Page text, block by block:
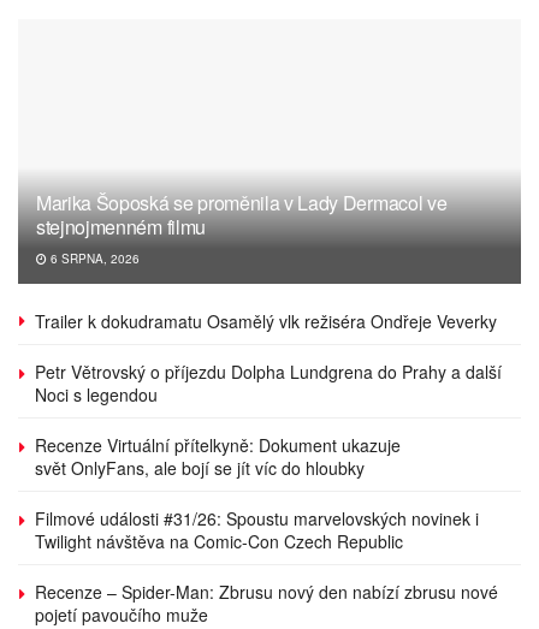
Marika Šoposká se proměnila v Lady Dermacol ve
stejnojmenném filmu
6 SRPNA, 2026
Trailer k dokudramatu Osamělý vlk režiséra Ondřeje Veverky
Petr Větrovský o příjezdu Dolpha Lundgrena do Prahy a další
Noci s legendou
Recenze Virtuální přítelkyně: Dokument ukazuje
svět OnlyFans, ale bojí se jít víc do hloubky
Filmové události #31/26: Spoustu marvelovských novinek i
Twilight návštěva na Comic-Con Czech Republic
Recenze – Spider-Man: Zbrusu nový den nabízí zbrusu nové
pojetí pavoučího muže